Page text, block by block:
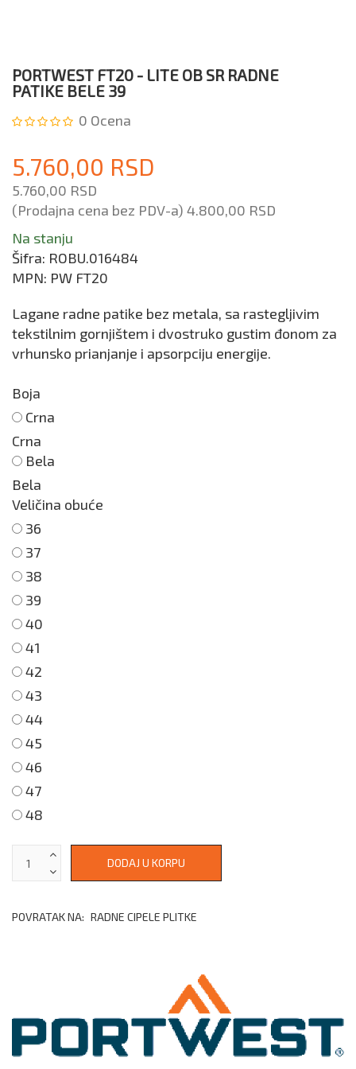
PORTWEST FT20 - LITE OB SR RADNE
PATIKE BELE 39
0 Ocena
5.760,00 RSD
5.760,00 RSD
(Prodajna cena bez PDV-a) 4.800,00 RSD
Na stanju
Šifra: ROBU.016484
MPN: PW FT20
Lagane radne patike bez metala, sa rastegljivim
tekstilnim gornjištem i dvostruko gustim đonom za
vrhunsko prianjanje i apsorpciju energije.
Boja
Crna
Crna
Bela
Bela
Veličina obuće
36
37
38
39
40
41
42
43
44
45
46
47
48
POVRATAK NA: RADNE CIPELE PLITKE